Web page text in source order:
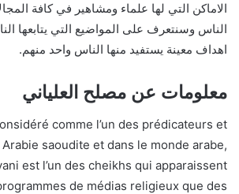
الاماكن التي لها علماء ومشاهير في كافة
الناس وسنتعرف على المواضيع التي يتابعها
اهداف معينة يستفيد منها الناس واحد منهم.
معلومات عن مصلح العلياني
comme l’un des prédicateurs et
saoudite et dans le monde arabe,
est l’un des cheikhs qui apparaissent
de médias religieux que des